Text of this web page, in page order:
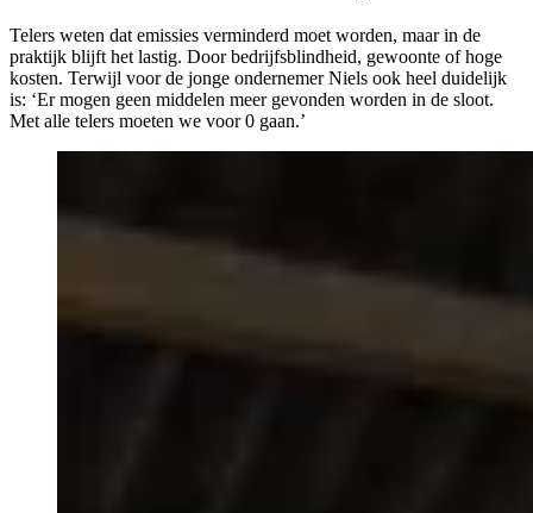
Telers weten dat emissies verminderd moet worden, maar in de
praktijk blijft het lastig. Door bedrijfsblindheid, gewoonte of hoge
kosten. Terwijl voor de jonge ondernemer Niels ook heel duidelijk
is: ‘Er mogen geen middelen meer gevonden worden in de sloot.
Met alle telers moeten we voor 0 gaan.’